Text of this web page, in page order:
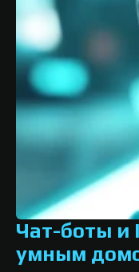
Чат-боты и
умным